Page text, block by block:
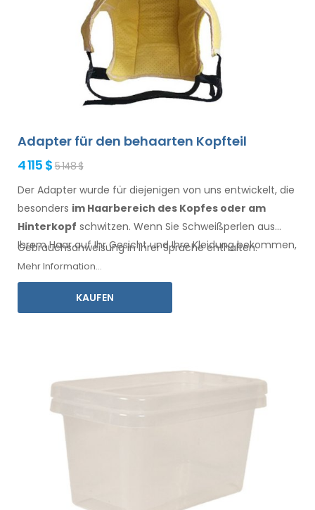
Adapter für den behaarten Kopfteil
4 115 $ 5 148 $
Der Adapter wurde für diejenigen von uns entwickelt, die
besonders im Haarbereich des Kopfes oder am
Hinterkopf schwitzen. Wenn Sie Schweißperlen aus
Ihrem Haarauf Ihr Gesichtund Ihre Kleidungbekommen,
ist dieser Adapter, zusammen mit Electro Antiperspirant
Forte oder Electro Antiperspirant ELITE, für Sie.
Gebrauchsanweisung in Ihrer Sprache enthalten.
Mehr Information...
KAUFEN